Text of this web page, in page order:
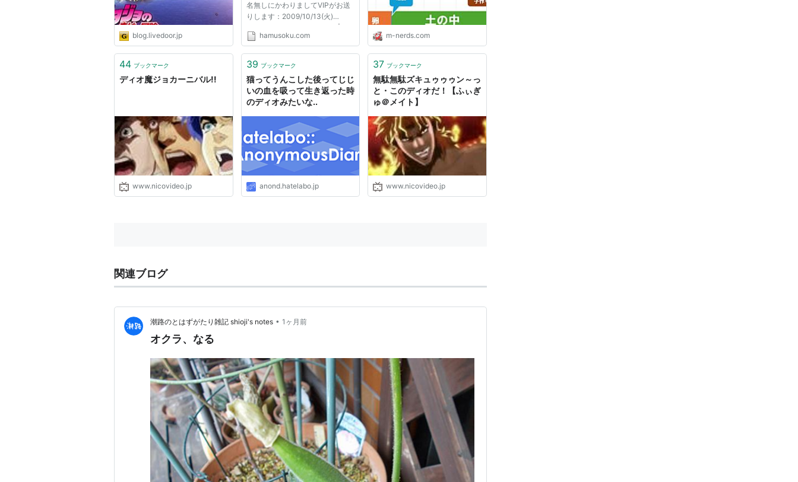
blog.livedoor.jp
名無しにかわりましてVIPがお送
りします：2009/10/13(火)
19:36:40.67 ID:1BezjMdC0 | 三
＿二 / ﾄ⊥-（(｀⌒)､_i | | 〉
_, '´,.-ﾆ三-_＼ヽ 川 〉ﾚ'＞/ ﾉ
hamusoku.com m-nerds.com
44 ブックマーク
ディオ魔ジョカーニバル!!
www.nicovideo.jp
39 ブックマーク
猫ってうんこした後ってじじ
いの血を吸って生き返った時
のディオみたいな..
anond.hatelabo.jp
37 ブックマーク
無駄無駄ズキュゥゥゥン～っ
と・このディオだ！【ふぃぎ
ゅ＠メイト】
www.nicovideo.jp
関連ブログ
潮路のとはずがたり雑記 shioji's notes • 1ヶ月前
オクラ、なる